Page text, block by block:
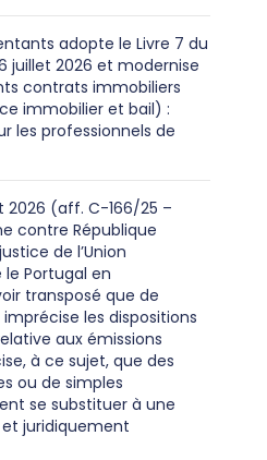
adopte le Livre 7 du
juillet 2026 et modernise
contrats immobiliers
immobilier et bail) :
les professionnels de
2026 (aff. C-166/25 –
contre République
de l’Union
Portugal en
transposé que de
les dispositions
aux émissions
à ce sujet, que des
ou de simples
se substituer à une
juridiquement